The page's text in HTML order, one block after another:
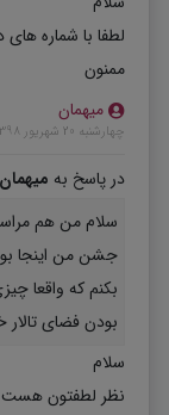
لطفا با شماره
ممنون
میهمان
چهارشنبه 20 شهریور 1398 3:21 PM
در پاسخ به میهمان
جشن من اینجا
بکنم که واقعا
بودن فضای
سلام
نظر لطفتون هست ،